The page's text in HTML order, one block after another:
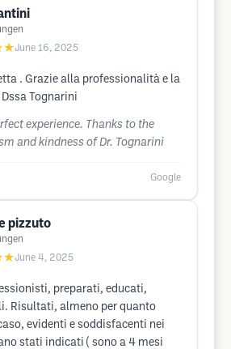
June 16, 2025
. Grazie alla professionalità e la
Tognarini
experience. Thanks to the
and kindness of Dr. Tognarini
Google
pizzuto
June 4, 2025
preparati, educati,
Risultati, almeno per quanto
evidenti e soddisfacenti nei
stati indicati ( sono a 4 mesi